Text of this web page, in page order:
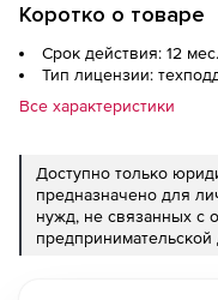
Коротко о товаре
Срок действия: 12 мес.
Тип лицензии:
Все характеристики
Доступно только
предназначено для
нужд, не связанных с
предпринимательской